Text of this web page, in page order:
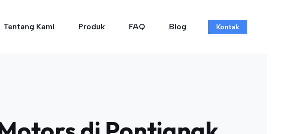
Tentang Kami Produk FAQ Blog Kontak